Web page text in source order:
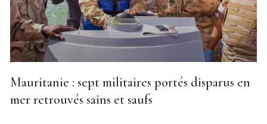
Mauritanie : sept militaires portés disparus en
mer retrouvés sains et saufs